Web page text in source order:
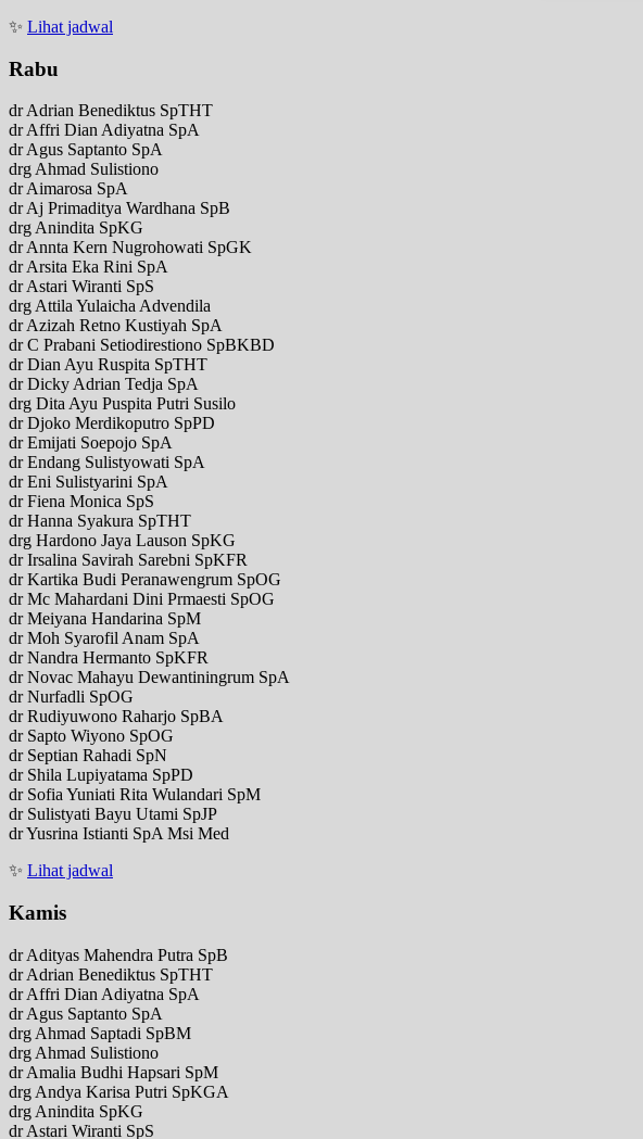
✨ Lihat jadwal
Rabu
dr Adrian Benediktus SpTHT
dr Affri Dian Adiyatna SpA
dr Agus Saptanto SpA
drg Ahmad Sulistiono
dr Aimarosa SpA
dr Aj Primaditya Wardhana SpB
drg Anindita SpKG
dr Annta Kern Nugrohowati SpGK
dr Arsita Eka Rini SpA
dr Astari Wiranti SpS
drg Attila Yulaicha Advendila
dr Azizah Retno Kustiyah SpA
dr C Prabani Setiodirestiono SpBKBD
dr Dian Ayu Ruspita SpTHT
dr Dicky Adrian Tedja SpA
drg Dita Ayu Puspita Putri Susilo
dr Djoko Merdikoputro SpPD
dr Emijati Soepojo SpA
dr Endang Sulistyowati SpA
dr Eni Sulistyarini SpA
dr Fiena Monica SpS
dr Hanna Syakura SpTHT
drg Hardono Jaya Lauson SpKG
dr Irsalina Savirah Sarebni SpKFR
dr Kartika Budi Peranawengrum SpOG
dr Mc Mahardani Dini Prmaesti SpOG
dr Meiyana Handarina SpM
dr Moh Syarofil Anam SpA
dr Nandra Hermanto SpKFR
dr Novac Mahayu Dewantiningrum SpA
dr Nurfadli SpOG
dr Rudiyuwono Raharjo SpBA
dr Sapto Wiyono SpOG
dr Septian Rahadi SpN
dr Shila Lupiyatama SpPD
dr Sofia Yuniati Rita Wulandari SpM
dr Sulistyati Bayu Utami SpJP
dr Yusrina Istianti SpA Msi Med
✨ Lihat jadwal
Kamis
dr Adityas Mahendra Putra SpB
dr Adrian Benediktus SpTHT
dr Affri Dian Adiyatna SpA
dr Agus Saptanto SpA
drg Ahmad Saptadi SpBM
drg Ahmad Sulistiono
dr Amalia Budhi Hapsari SpM
drg Andya Karisa Putri SpKGA
drg Anindita SpKG
dr Astari Wiranti SpS